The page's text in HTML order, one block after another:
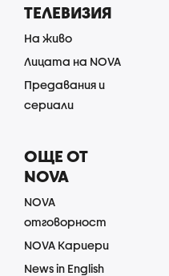
ТЕЛЕВИЗИЯ
На живо
Лицата на NOVA
Предавания и
сериали
ОЩЕ ОТ
NOVA
NOVA
отговорност
NOVA Кариери
News in English